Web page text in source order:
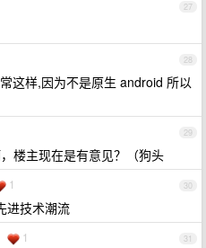
27
28
这样,因为不是原生 android 所以
29
楼主现在是有意见？（狗头
30
1
进技术潮流
31
1